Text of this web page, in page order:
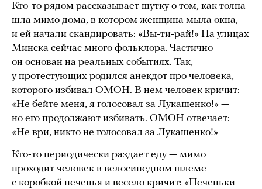
Кто-то рядом рассказывает шутку о том, как толпа
шла мимо дома, в котором женщина мыла окна,
и ей начали скандировать: «Вы-ти-рай!» На улицах
Минска сейчас много фольклора. Частично
он основан на реальных событиях. Так,
у протестующих родился анекдот про человека,
которого избивал ОМОН. В нем человек кричит:
«Не бейте меня, я голосовал за Лукашенко!» —
но его продолжают избивать. ОМОН отвечает:
«Не ври, никто не голосовал за Лукашенко!»
Кто-то периодически раздает еду — мимо
проходит человек в велосипедном шлеме
с коробкой печенья и весело кричит: «Печеньки